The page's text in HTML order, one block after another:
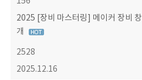
2025 [장비 마스터링] 메이커 장비
개
2528
2025.12.16